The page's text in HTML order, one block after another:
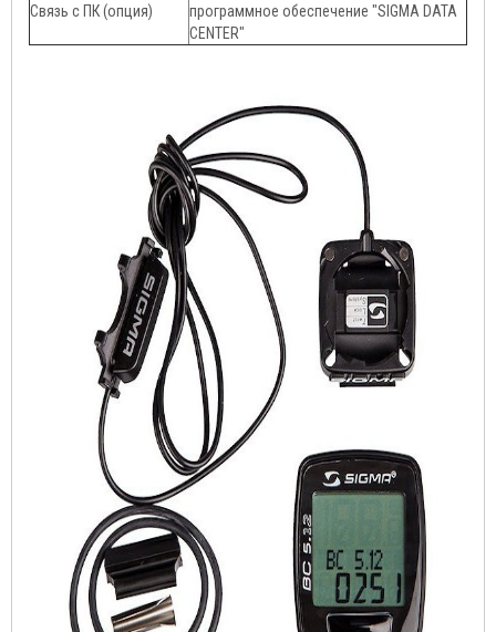
Связь с ПК (опция)
программное обеспечение "SIGMA DATA
CENTER"